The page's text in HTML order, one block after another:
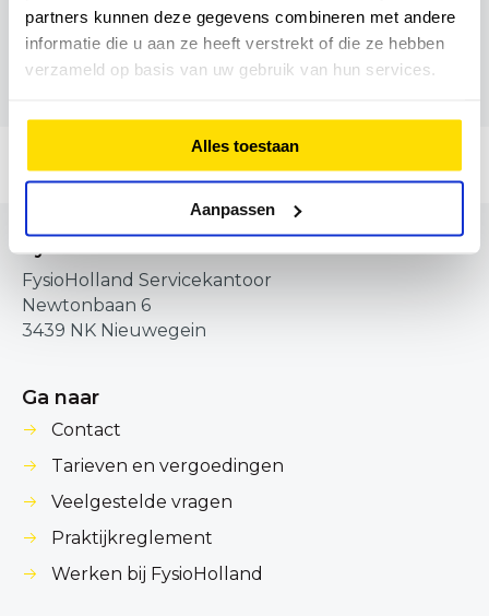
partners kunnen deze gegevens combineren met andere
informatie die u aan ze heeft verstrekt of die ze hebben
verzameld op basis van uw gebruik van hun services.
Alles toestaan
Aanpassen
FysioHolland Servicekantoor
Newtonbaan 6
3439 NK Nieuwegein
Ga naar
Contact
Tarieven en vergoedingen
Veelgestelde vragen
Praktijkreglement
Werken bij FysioHolland